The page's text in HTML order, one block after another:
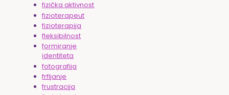
fizička aktivnost
fizioterapeut
fizioterapija
fleksibilnost
formiranje
identiteta
fotografija
frfljanje
frustracija